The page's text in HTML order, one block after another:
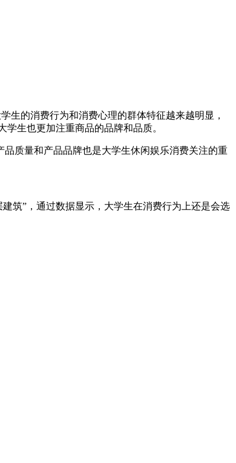
的消费行为和消费心理的群体特征越来越明显，
生也更加注重商品的品牌和品质。
质量和产品品牌也是大学生休闲娱乐消费关注的重
筑”，通过数据显示，大学生在消费行为上还是会选